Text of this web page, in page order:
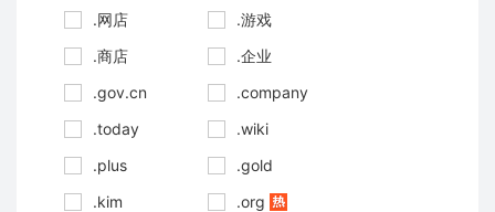
.网店
.游戏
.商店
.企业
.gov.cn
.company
.today
.wiki
.plus
.gold
.kim
.org